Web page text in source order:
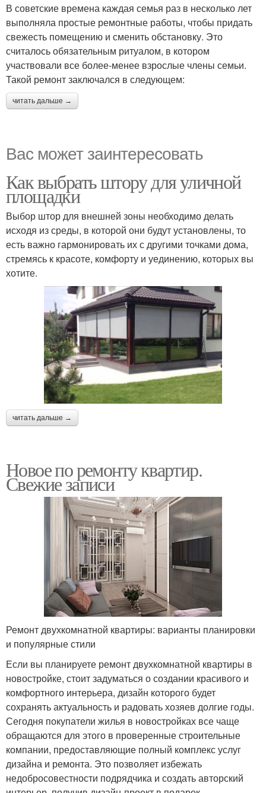
В советские времена каждая семья раз в несколько лет
выполняла простые ремонтные работы, чтобы придать
свежесть помещению и сменить обстановку. Это
считалось обязательным ритуалом, в котором
участвовали все более-менее взрослые члены семьи.
Такой ремонт заключался в следующем:
читать дальше →
Вас может заинтересовать
Как выбрать штору для уличной
площадки
Выбор штор для внешней зоны необходимо делать
исходя из среды, в которой они будут установлены, то
есть важно гармонировать их с другими точками дома,
стремясь к красоте, комфорту и уединению, которых вы
хотите.
читать дальше →
Новое по ремонту квартир.
Свежие записи
Ремонт двухкомнатной квартиры: варианты планировки
и популярные стили
Если вы планируете ремонт двухкомнатной квартиры в
новостройке, стоит задуматься о создании красивого и
комфортного интерьера, дизайн которого будет
сохранять актуальность и радовать хозяев долгие годы.
Сегодня покупатели жилья в новостройках все чаще
обращаются для этого в проверенные строительные
компании, предоставляющие полный комплекс услуг
дизайна и ремонта. Это позволяет избежать
недобросовестности подрядчика и создать авторский